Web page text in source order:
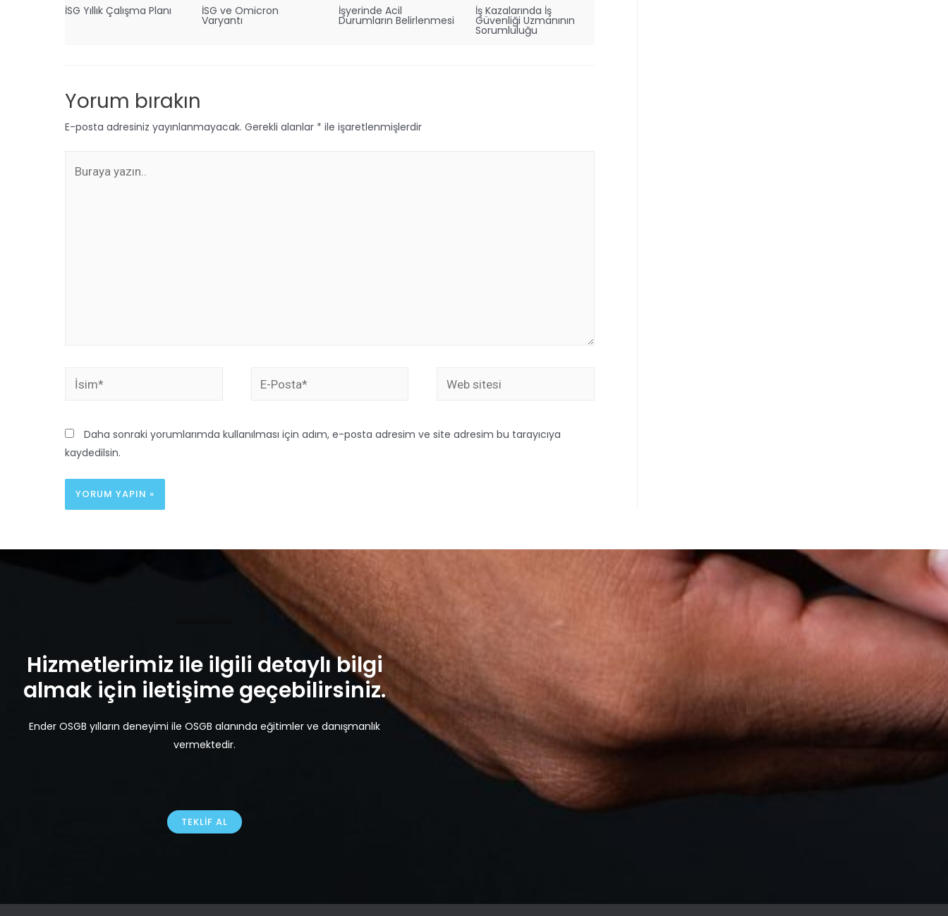
İSG Yıllık Çalışma Planı İSG ve Omicron
Varyantı
İşyerinde Acil
Durumların Belirlenmesi
İş Kazalarında İş
Güvenliği Uzmanının
Sorumluluğu
Yorum bırakın
E-posta adresiniz yayınlanmayacak. Gerekli alanlar * ile işaretlenmişlerdir
Daha sonraki yorumlarımda kullanılması için adım, e-posta adresim ve site adresim bu tarayıcıya
kaydedilsin.
Hizmetlerimiz ile ilgili detaylı bilgi
almak için iletişime geçebilirsiniz.
Ender OSGB yılların deneyimi ile OSGB alanında eğitimler ve danışmanlık
vermektedir.
TEKLIF AL